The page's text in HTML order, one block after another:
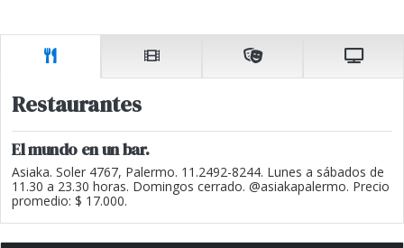
Restaurantes
El mundo en un bar.
Asiaka. Soler 4767, Palermo. 11.2492-8244. Lunes a sábados de
11.30 a 23.30 horas. Domingos cerrado. @asiakapalermo. Precio
promedio: $ 17.000.